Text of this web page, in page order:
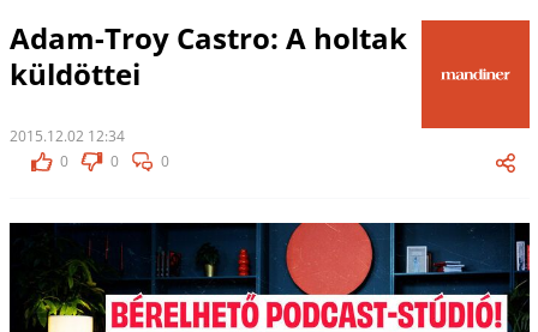
Adam-Troy Castro: A holtak
küldöttei
2015.12.02 12:34
0
0 0